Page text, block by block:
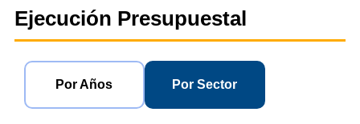
Ejecución Presupuestal
Por Años Por Sector